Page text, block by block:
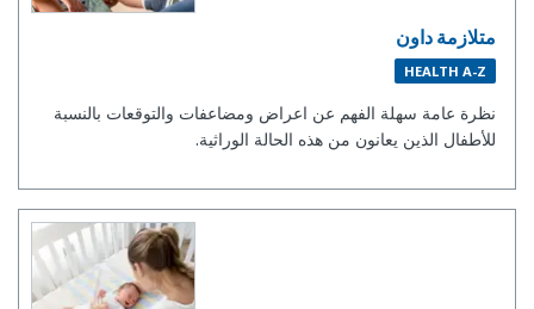
متلازمة داون
HEALTH A-Z
نظرة عامة سهلة الفهم عن اعراض ومضاعفات والتوقعات بالنسبة
للأطفال الذين يعانون من هذه الحالة الوراثية.